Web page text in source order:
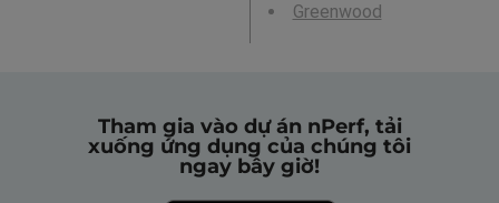
Greenwood
Tham gia vào dự án nPerf, tải
xuống ứng dụng của chúng tôi
ngay bây giờ!